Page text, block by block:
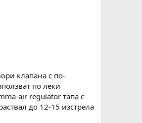
клапана с по-
по леки
air regulator тапа с
до 12-15 изстрела